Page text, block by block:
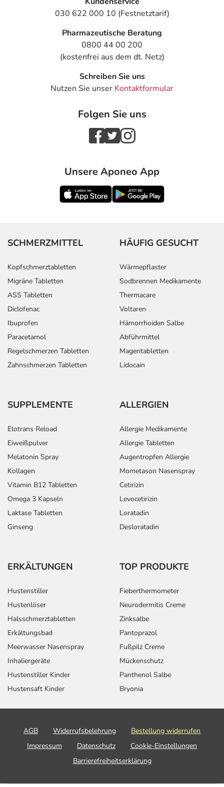
030 622 000 10 (Festnetztarif)
Pharmazeutische Beratung
0800 44 00 200
(kostenfrei aus dem dt. Netz)
Schreiben Sie uns
Nutzen Sie unser Kontaktformular
Folgen Sie uns
Unsere Aponeo App
SCHMERZMITTEL
Kopfschmerztabletten
Migräne Tabletten
ASS Tabletten
Diclofenac
Ibuprofen
Paracetamol
Regelschmerzen Tabletten
Zahnschmerzen Tabletten
HÄUFIG GESUCHT
Wärmepflaster
Sodbrennen Medikamente
Thermacare
Voltaren
Hämorrhoiden Salbe
Abführmittel
Magentabletten
Lidocain
SUPPLEMENTE
Elotrans Reload
Eiweißpulver
Melatonin Spray
Kollagen
Vitamin B12 Tabletten
Omega 3 Kapseln
Laktase Tabletten
Ginseng
ALLERGIEN
Allergie Medikamente
Allergie Tabletten
Augentropfen Allergie
Mometason Nasenspray
Cetirizin
Levocetirizin
Loratadin
Desloratadin
ERKÄLTUNGEN
Hustenstiller
Hustenlöser
Halsschmerztabletten
Erkältungsbad
Meerwasser Nasenspray
Inhaliergeräte
Hustenstiller Kinder
Hustensaft Kinder
TOP PRODUKTE
Fieberthermometer
Neurodermitis Creme
Zinksalbe
Pantoprazol
Fußpilz Creme
Mückenschutz
Panthenol Salbe
Bryonia
AGB Widerrufsbelehrung
Bestellung widerrufen
Impressum
Datenschutz
Cookie-Einstellungen
Barrierefreiheitserklärung